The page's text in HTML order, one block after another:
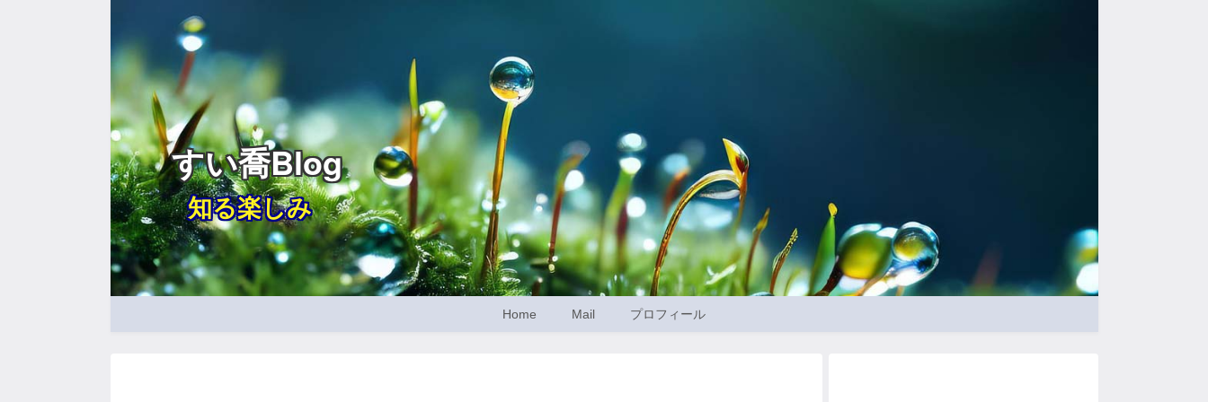
すい喬Blog
知る楽しみ
Home Mail プロフィール